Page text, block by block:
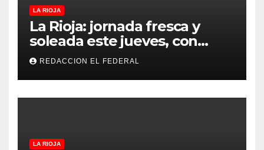
LA RIOJA
La Rioja: jornada fresca y
soleada este jueves, con
temperaturas estables para
el viernes
REDACCION EL FEDERAL
LA RIOJA